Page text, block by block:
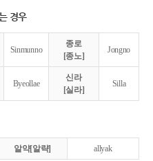
경우
Sinmunno
종로
[종노]
Jongno
Byeollae
신라
[실라]
Silla
알약[알략] allyak